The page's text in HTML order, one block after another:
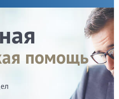
помощь